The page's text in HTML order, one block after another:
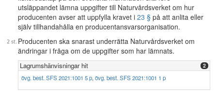
utsläppandet lämna uppgifter till Naturvårdsverket om hur
producenten avser att uppfylla kravet i 23 § på att anlita eller
själv tillhandahålla en producentansvarsorganisation.
Producenten ska snarast underrätta Naturvårdsverket om
ändringar i fråga om de uppgifter som har lämnats.
Lagrumshänvisningar hit 2
övg. best. SFS 2021:1001 5 p, övg. best. SFS 2021:1001 1 p